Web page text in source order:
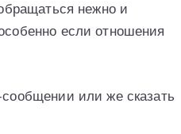
нежно и
если отношения
или же сказать